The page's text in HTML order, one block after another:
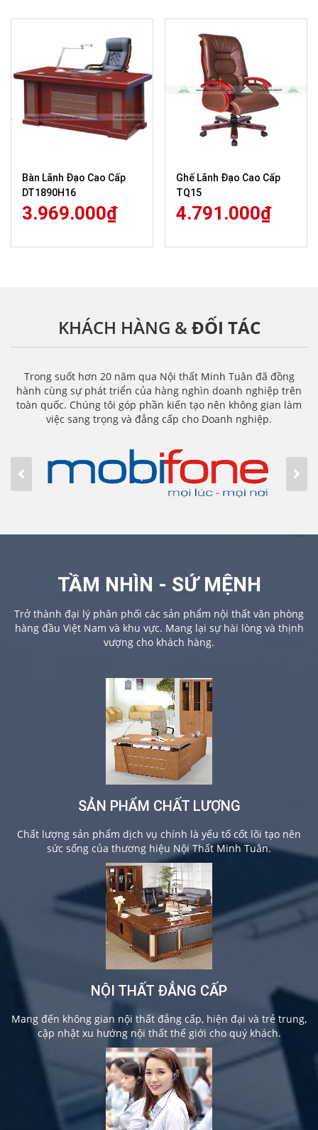
Bàn Lãnh Đạo Cao Cấp
DT1890H16
3.969.000₫
Ghế Lãnh Đạo Cao Cấp
TQ15
4.791.000₫
KHÁCH HÀNG &ĐỐI TÁC
Trong suốt hơn 20 năm qua Nội thất Minh Tuân đã đồng
hành cùng sự phát triển của hàng nghìn doanh nghiệp trên
toàn quốc. Chúng tôi góp phần kiến tạo nên không gian làm
việc sang trọng và đẳng cấp cho Doanh nghiệp.
TẦM NHÌN - SỨ MỆNH
Trở thành đại lý phân phối các sản phẩm nội thất văn phòng
hàng đầu Việt Nam và khu vực. Mang lại sự hài lòng và thịnh
vượng cho khách hàng.
SẢN PHẨM CHẤT LƯỢNG
Chất lượng sản phẩm dịch vụ chính là yếu tố cốt lõi tạo nên
sức sống của thương hiệu Nội Thất Minh Tuân.
NỘI THẤT ĐẲNG CẤP
Mang đến không gian nội thất đẳng cấp, hiện đại và trẻ trung,
cập nhật xu hướng nội thất thế giới cho quý khách.